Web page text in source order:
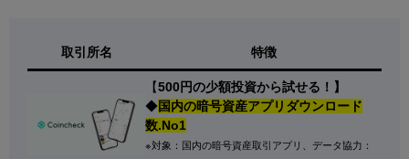
取引所名 特徴
【500円の少額投資から試せる！】
◆国内の暗号資産アプリダウンロード
数.No1
※対象：国内の暗号資産取引アプリ、データ協力：